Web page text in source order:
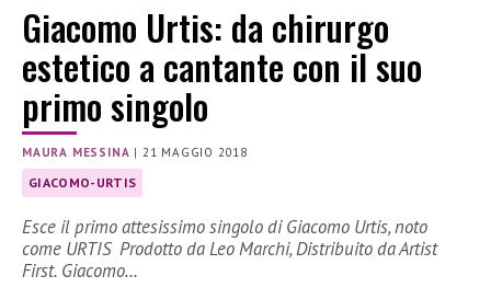
Giacomo Urtis: da chirurgo
estetico a cantante con il suo
primo singolo
MAURA MESSINA | 21 MAGGIO 2018
GIACOMO-URTIS
Esce il primo attesissimo singolo di Giacomo Urtis, noto
come URTIS Prodotto da Leo Marchi, Distribuito da Artist
First. Giacomo…